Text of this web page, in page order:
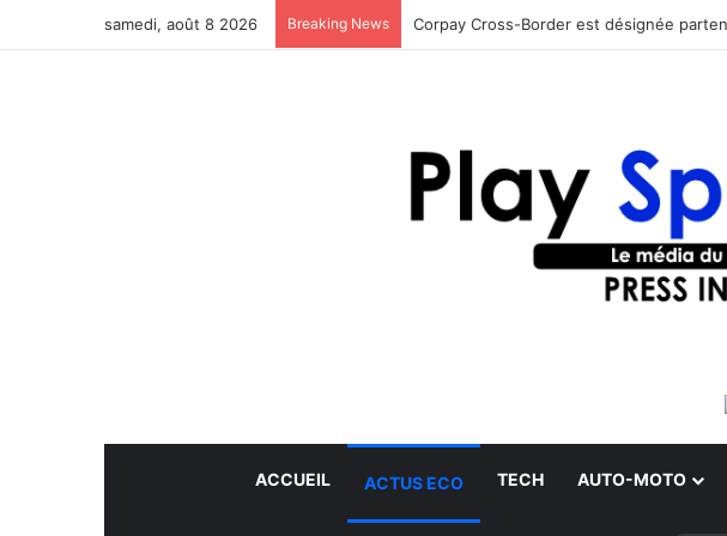
samedi, août 8 2026 Breaking News Corpay Cross-Border est désignée
ACCUEIL ACTUS ECO TECH AUTO-MOTO